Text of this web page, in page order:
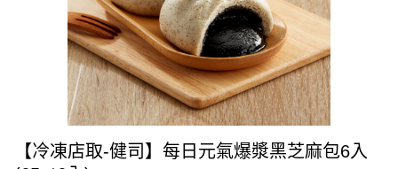
【冷凍店取-健司】每日元氣爆漿黑芝麻包6入